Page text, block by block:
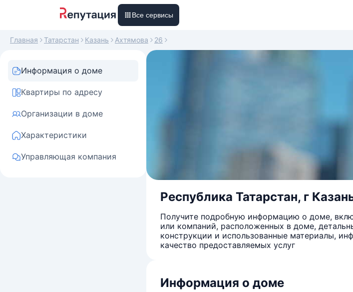
Все сервисы
Главная Татарстан Казань Ахтямова 26
Информация о доме
Квартиры по адресу
Организации в доме
Характеристики
Управляющая компания
Республика Татарстан, г
Получите подробную информацию о доме,
или компаний, расположенных в доме,
конструкции и использованные материалы,
качество предоставляемых услуг
Информация о доме